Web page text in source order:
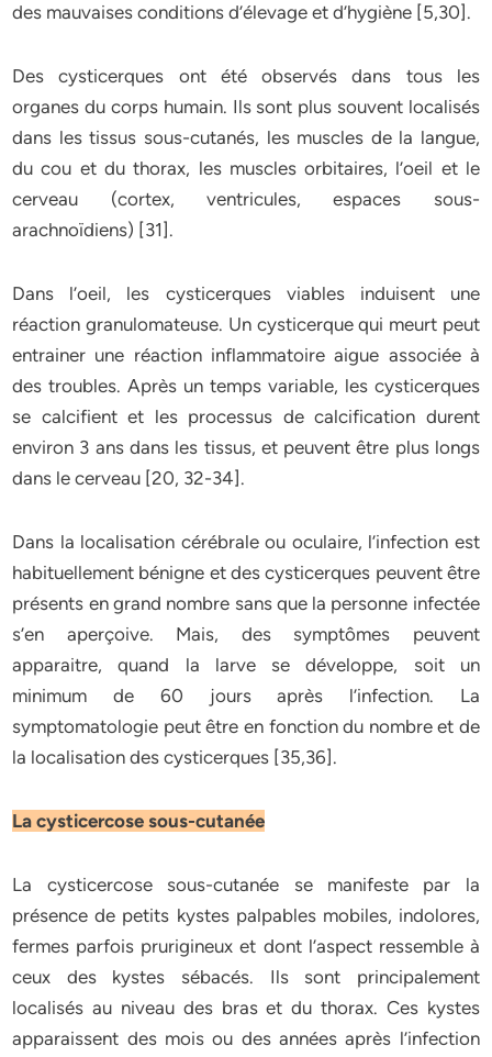
des mauvaises conditions d’élevage et d’hygiène [5,30].
Des cysticerques ont été observés dans tous les
organes du corps humain. Ils sont plus souvent localisés
dans les tissus sous-cutanés, les muscles de la langue,
du cou et du thorax, les muscles orbitaires, l’oeil et le
cerveau (cortex, ventricules, espaces sous-
arachnoïdiens) [31].
Dans l’oeil, les cysticerques viables induisent une
réaction granulomateuse. Un cysticerque qui meurt peut
entrainer une réaction inflammatoire aigue associée à
des troubles. Après un temps variable, les cysticerques
se calcifient et les processus de calcification durent
environ 3 ans dans les tissus, et peuvent être plus longs
dans le cerveau [20, 32-34].
Dans la localisation cérébrale ou oculaire, l’infection est
habituellement bénigne et des cysticerques peuvent être
présents en grand nombre sans que la personne infectée
s’en aperçoive. Mais, des symptômes peuvent
apparaitre, quand la larve se développe, soit un
minimum de 60 jours après l’infection. La
symptomatologie peut être en fonction du nombre et de
la localisation des cysticerques [35,36].
La cysticercose sous-cutanée
La cysticercose sous-cutanée se manifeste par la
présence de petits kystes palpables mobiles, indolores,
fermes parfois prurigineux et dont l’aspect ressemble à
ceux des kystes sébacés. Ils sont principalement
localisés au niveau des bras et du thorax. Ces kystes
apparaissent des mois ou des années après l’infection